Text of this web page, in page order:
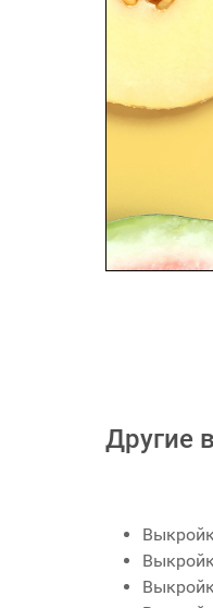
Другие